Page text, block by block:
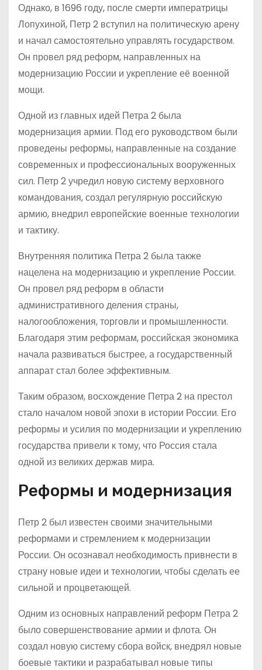
Однако, в 1696 году, после смерти императрицы
Лопухиной, Петр 2 вступил на политическую арену
и начал самостоятельно управлять государством.
Он провел ряд реформ, направленных на
модернизацию России и укрепление её военной
мощи.
Одной из главных идей Петра 2 была
модернизация армии. Под его руководством были
проведены реформы, направленные на создание
современных и профессиональных вооруженных
сил. Петр 2 учредил новую систему верховного
командования, создал регулярную российскую
армию, внедрил европейские военные технологии
и тактику.
Внутренняя политика Петра 2 была также
нацелена на модернизацию и укрепление России.
Он провел ряд реформ в области
административного деления страны,
налогообложения, торговли и промышленности.
Благодаря этим реформам, российская экономика
начала развиваться быстрее, а государственный
аппарат стал более эффективным.
Таким образом, восхождение Петра 2 на престол
стало началом новой эпохи в истории России. Его
реформы и усилия по модернизации и укреплению
государства привели к тому, что Россия стала
одной из великих держав мира.
Реформы и модернизация
Петр 2 был известен своими значительными
реформами и стремлением к модернизации
России. Он осознавал необходимость привнести в
страну новые идеи и технологии, чтобы сделать ее
сильной и процветающей.
Одним из основных направлений реформ Петра 2
было совершенствование армии и флота. Он
создал новую систему сбора войск, внедрял новые
боевые тактики и разрабатывал новые типы